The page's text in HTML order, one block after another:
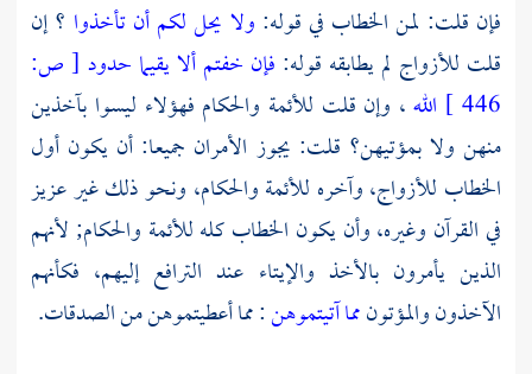
فإن قلت: لمن الخطاب في قوله: ولا يحل لكم أن تأخذوا ؟ إن
قلت للأزواج لم يطابقه قوله: فإن خفتم ألا يقيما حدود [ص:
446 ] الله، وإن قلت للأئمة والحكام فهؤلاء ليسوا بآخذين
منهن ولا بمؤتيهن؟ قلت: يجوز الأمران جميعا: أن يكون أول
الخطاب للأزواج، وآخره للأئمة والحكام، ونحو ذلك غير عزيز
في القرآن وغيره، وأن يكون الخطاب كله للأئمة والحكام; لأنهم
الذين يأمرون بالأخذ والإيتاء عند الترافع إليهم، فكأنهم
الآخذون والمؤتونمما آتيتموهن: مما أعطيتموهن من الصدقات.